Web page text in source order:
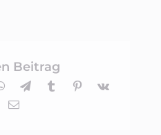
Beitrag